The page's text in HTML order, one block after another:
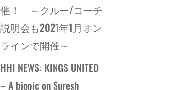
催！ ～クルー/コーチ
説明会も2021年1月オン
ラインで開催～
HHI NEWS: KINGS UNITED
– A biopic on Suresh